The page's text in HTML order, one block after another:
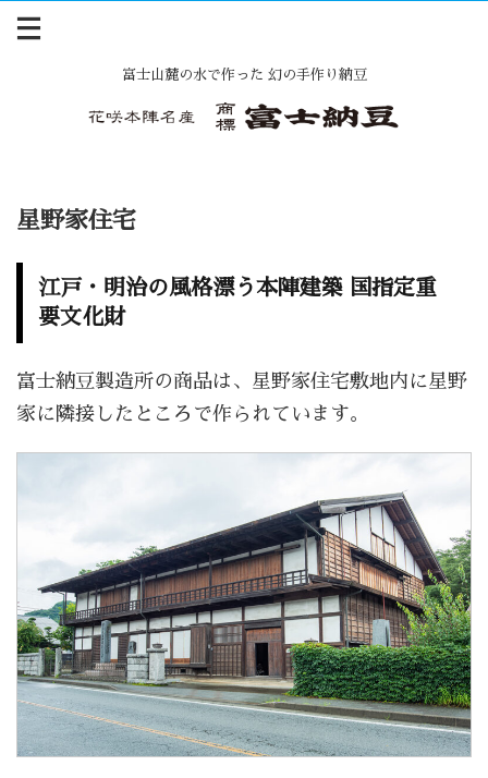
富士山麓の水で作った 幻の手作り納豆
星野家住宅
江戸・明治の風格漂う本陣建築 国指定重
要文化財
富士納豆製造所の商品は、星野家住宅敷地内に星野
家に隣接したところで作られています。